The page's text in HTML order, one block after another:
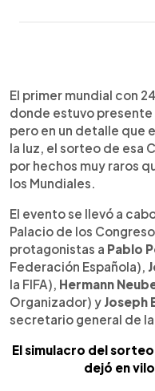
Escuchar
El primer mundial con
donde estuvo
pero en un detalle que
la luz, el sorteo de esa
por hechos muy raros
los Mundiales.
El evento se llevó a
Palacio de los
protagonistas a Pablo
Federación Española),
la FIFA), Hermann
Organizador) y Joseph
secretario general de la
El simulacro del
dejó en